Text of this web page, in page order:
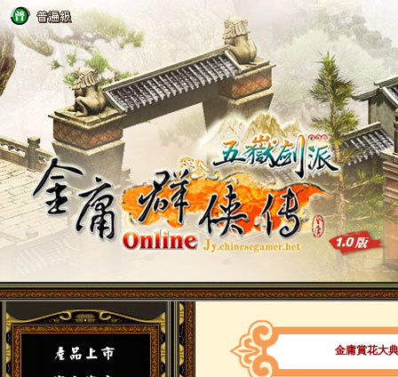
金庸賞花大